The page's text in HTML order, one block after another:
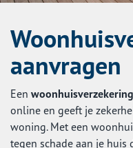
aanvragen
Een
online en geeft je
woning. Met een
tegen schade aan je